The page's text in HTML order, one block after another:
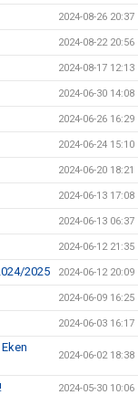
2024-08-26 20:37
2024-08-22 20:56
2024-08-17 12:13
2024-06-30 14:08
2024-06-26 16:29
2024-06-24 15:10
2024-06-20 18:21
2024-06-13 17:08
2024-06-13 06:37
2024-06-12 21:35
2025 2024-06-12 20:09
2024-06-09 16:25
2024-06-03 16:17
2024-06-02 18:38
2024-05-30 10:06